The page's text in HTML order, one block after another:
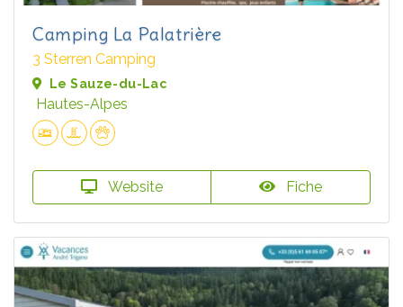
Camping La Palatrière
3 Sterren Camping
Le Sauze-du-Lac
Hautes-Alpes
Website Fiche